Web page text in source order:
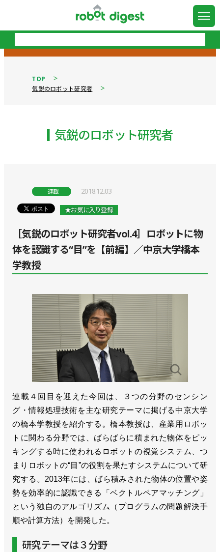
TOP
気鋭のロボット研究者
気鋭のロボット研究者
連載 2018.12.03
★お気に入り登録
［気鋭のロボット研究者vol.4］ロボットに物
体を認識する“目”を【前編】／中京大学橋本
学教授
連載４回目を迎えた今回は、３つの分野のセンシン
グ・情報処理技術を主な研究テーマに掲げる中京大学
の橋本学教授を紹介する。橋本教授は、産業用ロボッ
トに関わる分野では、ばらばらに積まれた物体をピッ
キングする時に使われるロボットの視覚システム、つ
まりロボットの“目”の役割を果たすシステムについて研
究する。2013年には、ばら積みされた物体の位置や姿
勢を効率的に認識できる「ベクトルペアマッチング」
という独自のアルゴリズム（プログラムの問題解決手
順や計算方法）を開発した。
研究テーマは３分野